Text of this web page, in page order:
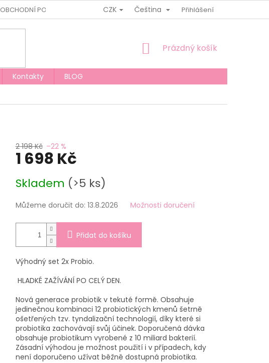
OBCHODNÍ PODMÍNKY MOJE OBJEDNÁVKA
CZK Čeština Přihlášení
NÁKUPNÍ
Prázdný košík
Kontakty
BLOG
2 198 Kč –22 %
1 698 Kč
cena:
Skladem (>5 ks)
Můžeme doručit do: 13.8.2026 Možnosti doručení
Přidat do košíku
Výhodný set 2x Probio.
HLADKÉ ZAŽÍVÁNÍ PO CELÝ DEN.
Nová generace probiotik v tekuté formě. Obsahuje
jedinečnou kombinaci 12 probiotických kmenů šetrně
ošetřených tzv. tyndalizační technologií, díky které si
probiotika zachovávají svůj účinek. Doporučená dávka
obsahuje probiotikum vyrobené z 10 miliard bakterií.
Zásadní výhodou je možnost použití i v případech, kdy
není doporučeno užívat běžně dostupná probiotika.